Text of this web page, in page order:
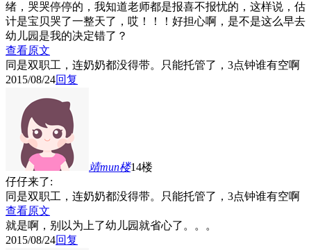
绪，哭哭停停的，我知道老师都是报喜不报忧的，这样说，估
计是宝贝哭了一整天了，哎！！！好担心啊，是不是这么早去
幼儿园是我的决定错了？
查看原文
同是双职工，连奶奶都没得带。只能托管了，3点钟谁有空啊
2015/08/24回复
靖mun楼14楼
仔仔来了:
同是双职工，连奶奶都没得带。只能托管了，3点钟谁有空啊
查看原文
就是啊，别以为上了幼儿园就省心了。。。
2015/08/24回复